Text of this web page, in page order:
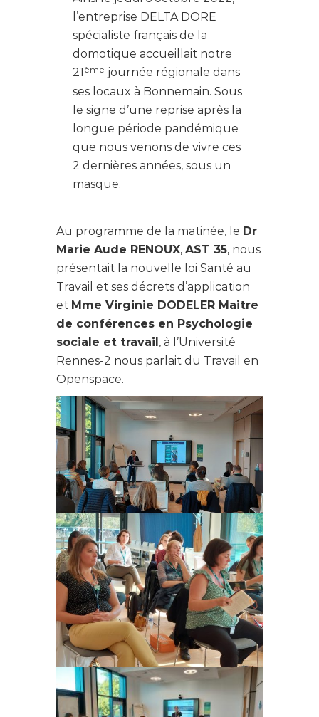
l’entreprise DELTA DORE
spécialiste français de la
domotique accueillait notre
21 ème journée régionale dans
ses locaux à Bonnemain. Sous
le signe d’une reprise après la
longue période pandémique
que nous venons de vivre ces
2 dernières années, sous un
masque.
Au programme de la matinée, le Dr
Marie Aude RENOUX, AST 35, nous
présentait la nouvelle loi Santé au
Travail et ses décrets d’application
et Mme Virginie DODELER Maitre
de conférences en Psychologie
sociale et travail , à l’Université
Rennes-2 nous parlait du Travail en
Openspace.